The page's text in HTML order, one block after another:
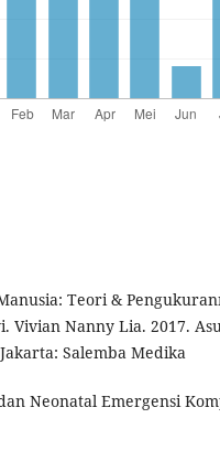
Teori &
Vivian Nanny Lia. 2017.
Salemba Medika
Neonatal Emergensi